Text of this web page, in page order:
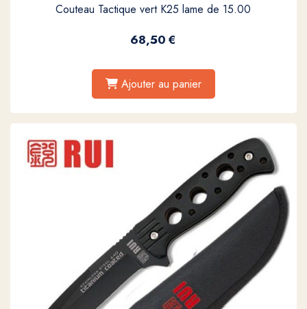
Couteau Tactique vert K25 lame de 15.00
68,50€
Ajouter au panier